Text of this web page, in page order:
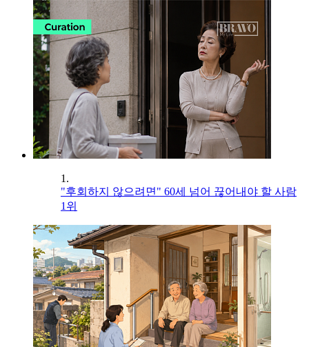
1.
"후회하지 않으려면" 60세 넘어 끊어내야 할 사람
1위